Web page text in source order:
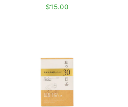
$15.00